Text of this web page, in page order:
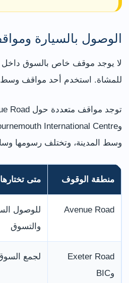
الوصول بالسيارة
للمشاة. استخدم أحد مواقف وسط
وسط المدينة، وتختلف رسومها
منطقة الوقوف متى
Avenue Road
والتسوق
Exeter Road
وBIC
لجمع